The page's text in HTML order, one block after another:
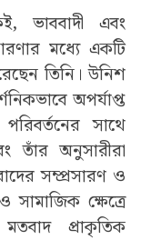
ভাববাদী এবং
মধ্যে একটি
তিনি। উনিশ
অপর্যাপ্ত
সাথে
তাঁর অনুসারীরা
সম্প্রসারণ ও
ক্ষেত্রে
মতবাদ প্রাকৃতিক